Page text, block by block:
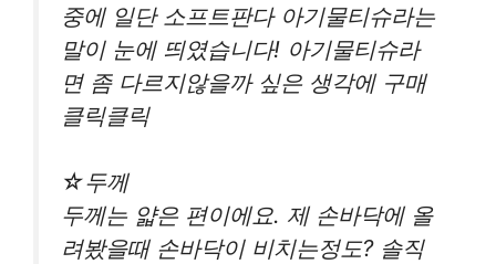
중에 일단 소프트판다 아기물티슈라는
말이 눈에 띄였습니다! 아기물티슈라
면 좀 다르지않을까 싶은 생각에 구매
클릭클릭
☆두께
두께는 얇은 편이에요. 제 손바닥에 올
려봤을때 손바닥이 비치는정도? 솔직